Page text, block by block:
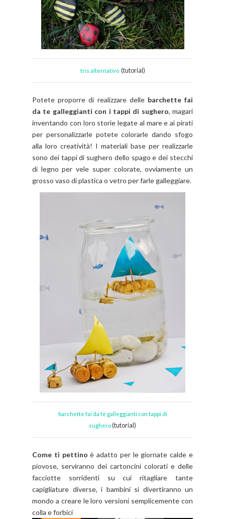
tris alternativo (tutorial)
Potete proporre di realizzare delle barchette fai
da te galleggianti con i tappi di sughero, magari
inventando con loro storie legate al mare e ai pirati
per personalizzarle potete colorarle dando sfogo
alla loro creatività! I materiali base per realizzarle
sono dei tappi di sughero dello spago e dei stecchi
di legno per vele super colorate, ovviamente un
grosso vaso di plastica o vetro per farle galleggiare.
barchette fai da te galleggianti con tappi di
sughero(tutorial)
Come ti pettino è adatto per le giornate calde e
piovose, serviranno dei cartoncini colorati e delle
facciotte sorridenti su cui ritagliare tante
capigliature diverse, i bambini si divertiranno un
mondo a creare le loro versioni semplicemente con
colla e forbici